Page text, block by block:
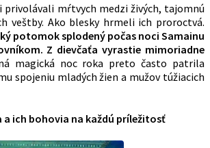
privolávali mŕtvych medzi živých, tajomnú
veštby. Ako blesky hrmeli ich proroctvá.
potomok splodený počas noci Samainu
Z dievčaťa vyrastie mimoriadne
magická noc roka preto často patrila
spojeniu mladých žien a mužov túžiacich
a ich bohovia na každú príležitosť